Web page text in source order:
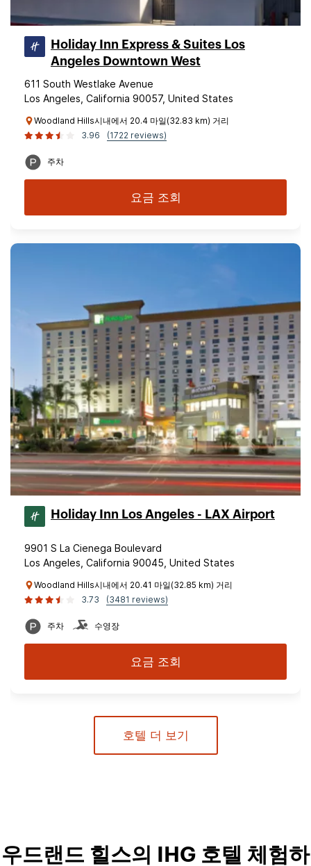
Holiday Inn Express & Suites Los
Angeles Downtown West
611 South Westlake Avenue
Los Angeles, California 90057, United States
Woodland Hills시내에서 20.4 마일(32.83 km) 거리
3.96
(1722 reviews)
주차
요금 조회
Holiday Inn Los Angeles - LAX Airport
9901 S La Cienega Boulevard
Los Angeles, California 90045, United States
Woodland Hills시내에서 20.41 마일(32.85 km) 거리
3.73
(3481 reviews)
주차 수영장
요금 조회
호텔 더 보기
우드랜드 힐스의 IHG 호텔 체험하